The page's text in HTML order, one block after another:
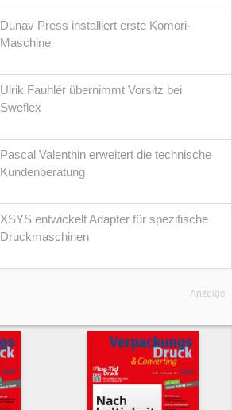
Dunav Press installiert erste Komori-
Maschine
Ulrik Fauhlér übernimmt Vorsitz bei
Sweflex
Pascal Valenthin erweitert die technische
Kundenberatung
XSYS entwickelt Adapter für spezifische
Druckmaschinen
Anzeige